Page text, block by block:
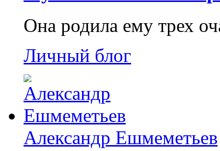
Она родила ему трех
Личный блог
Александр Ешмеметьев